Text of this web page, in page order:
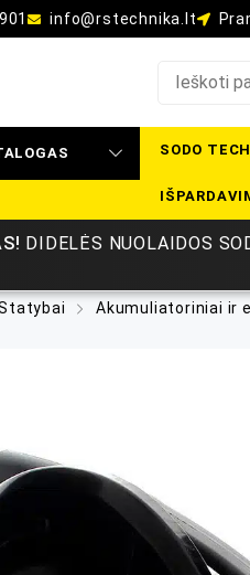
info@rstechnika.lt
SODO
DIDELĖS NUOLAIDOS
Akumuliatoriniai ir